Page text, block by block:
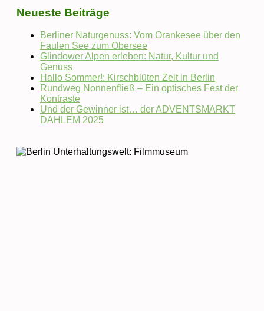
Neueste Beiträge
Berliner Naturgenuss: Vom Orankesee über den
Faulen See zum Obersee
Glindower Alpen erleben: Natur, Kultur und
Genuss
Hallo Sommer!: Kirschblüten Zeit in Berlin
Rundweg Nonnenfließ – Ein optisches Fest der
Kontraste
Und der Gewinner ist… der ADVENTSMARKT
DAHLEM 2025